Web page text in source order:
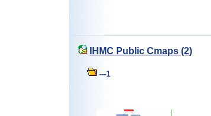
IHMC Public Cmaps (2)
---1